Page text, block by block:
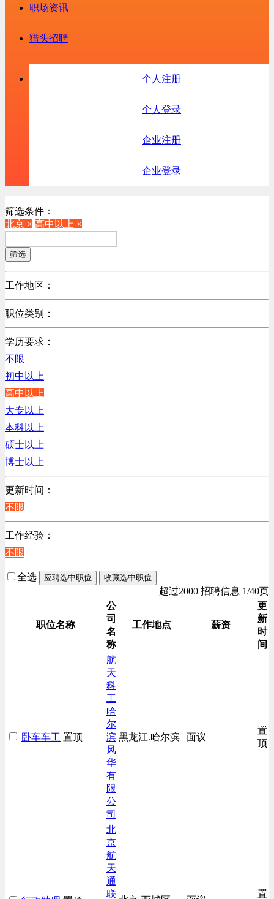
职场资讯
猎头招聘
个人注册
个人登录
企业注册
企业登录
筛选条件：
北京 × 高中以上 ×
筛选
工作地区：
不限
北京
广东
江苏
陕西
浙江
辽宁
上海
职位类别：
不限
学历要求：
不限
初中以上
高中以上
大专以上
本科以上
硕士以上
博士以上
更新时间：
不限
工作经验：
不限
全选 应聘选中职位 收藏选中职位
超过2000 招聘信息 1/40页
职位名称
公
司
名
称
工作地点 薪资
更
新
时
间
卧车车工 置顶
航
天
科
工
哈
尔
滨
风
华
有
限
公
司
黑龙江.哈尔滨 面议
置
顶
北
京
航
天
通
联
置